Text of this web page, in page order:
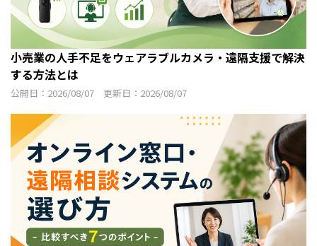
小売業の人手不足をウェアラブルカメラ・遠隔支援で解決
する方法とは
公開日：2026/08/07 更新日：2026/08/07